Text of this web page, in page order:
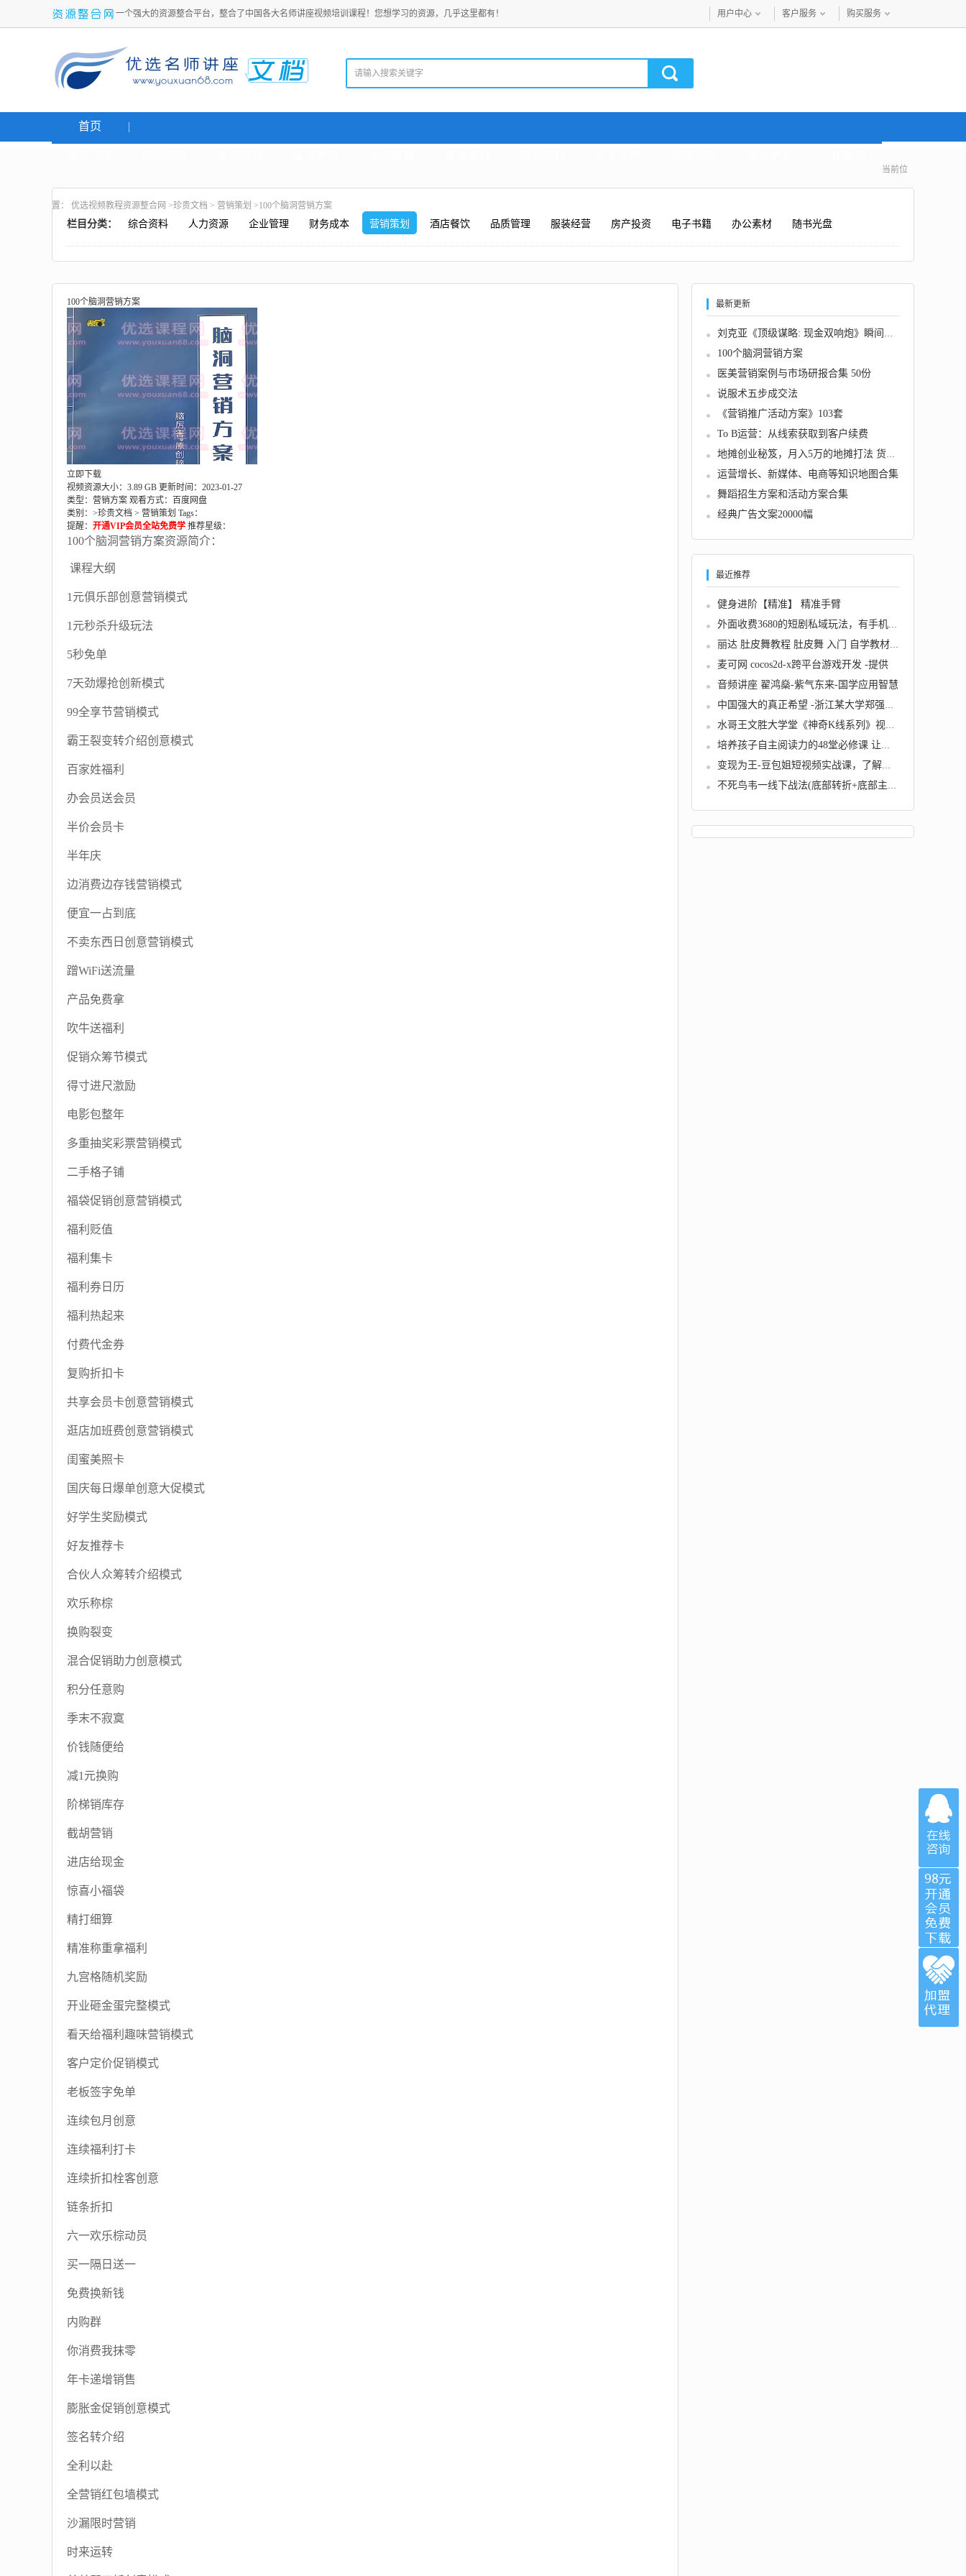
一个强大的资源整合平台，整合了中国各大名师讲座视频培训课程！您想学习的资源，几乎这里都有！ 用户中心 客户服务 购买服务
首页
当前位
置： 优选视频教程资源整合网 >珍贵文档 > 营销策划 >100个脑洞营销方案
栏目分类： 综合资料 人力资源 企业管理 财务成本 营销策划 酒店餐饮 品质管理 服装经营 房产投资 电子书籍 办公素材 随书光盘
100个脑洞营销方案
立即下载
视频资源大小：3.89 GB 更新时间：2023-01-27
类型：营销方案 观看方式：百度网盘
类别：>珍贵文档 > 营销策划 Tags：
提醒： 开通VIP会员全站免费学 推荐星级：
100个脑洞营销方案资源简介：
课程大纲
1元俱乐部创意营销模式
1元秒杀升级玩法
5秒免单
7天劲爆抢创新模式
99全享节营销模式
霸王裂变转介绍创意模式
百家姓福利
办会员送会员
半价会员卡
半年庆
边消费边存钱营销模式
便宜一占到底
不卖东西日创意营销模式
蹭WiFi送流量
产品免费拿
吹牛送福利
促销众筹节模式
得寸进尺激励
电影包整年
多重抽奖彩票营销模式
二手格子铺
福袋促销创意营销模式
福利贬值
福利集卡
福利券日历
福利热起来
付费代金券
复购折扣卡
共享会员卡创意营销模式
逛店加班费创意营销模式
闺蜜美照卡
国庆每日爆单创意大促模式
好学生奖励模式
好友推荐卡
合伙人众筹转介绍模式
欢乐称棕
换购裂变
混合促销助力创意模式
积分任意购
季末不寂寞
价钱随便给
减1元换购
阶梯销库存
截胡营销
进店给现金
惊喜小福袋
精打细算
精准称重拿福利
九宫格随机奖励
开业砸金蛋完整模式
看天给福利趣味营销模式
客户定价促销模式
老板签字免单
连续包月创意
连续福利打卡
连续折扣栓客创意
链条折扣
六一欢乐棕动员
买一隔日送一
免费换新钱
内购群
你消费我抹零
年卡递增销售
膨胀金促销创意模式
签名转介绍
全利以赴
全营销红包墙模式
沙漏限时营销
时来运转
最新更新
刘克亚《顶级谋略: 现金双响炮》瞬间倍增收入...
100个脑洞营销方案
医美营销案例与市场研报合集 50份
说服术五步成交法
《营销推广活动方案》103套
To B运营：从线索获取到客户续费
地摊创业秘笈，月入5万的地摊打法 货源大全
运营增长、新媒体、电商等知识地图合集
舞蹈招生方案和活动方案合集
经典广告文案20000幅
最近推荐
健身进阶【精准】 精准手臂
外面收费3680的短剧私域玩法，有手机即可操作...
丽达 肚皮舞教程 肚皮舞 入门 自学教材 非 光...
麦可网 cocos2d-x跨平台游戏开发 -提供
音频讲座 翟鸿燊-紫气东来-国学应用智慧
中国强大的真正希望 -浙江某大学郑强演讲
水哥王文胜大学堂《神奇K线系列》视频9集
培养孩子自主阅读力的48堂必修课 让孩子爱上阅...
变现为王-豆包姐短视频实战课，了解短视频底层...
不死鸟韦一线下战法(底部转折+底部主升战法)+...